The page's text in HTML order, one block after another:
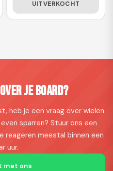
UITVERKOCHT
je board?
heb je een vraag over wielen
sparren? Stuur ons een
meestal binnen een
uur.
met ons